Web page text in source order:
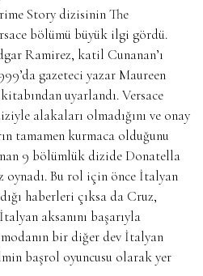
Story dizisinin The
bölümü büyük ilgi gördü.
Ramirez, katil Cunanan’ı
gazeteci yazar Maureen
uyarlandı. Versace
alakaları olmadığını ve onay
tamamen kurmaca olduğunu
9 bölümlük dizide Donatella
oynadı. Bu rol için önce İtalyan
haberleri çıksa da Cruz,
aksanını başarıyla
bir diğer dev İtalyan
başrol oyuncusu olarak yer